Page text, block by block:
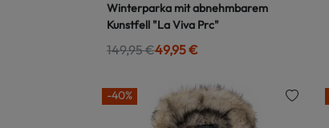
Winterparka mit abnehmbarem
Kunstfell "La Viva Prc"
149,95 €49,95 €
-40%